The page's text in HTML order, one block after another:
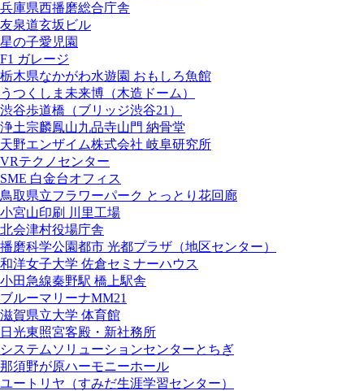
兵庫県西播磨総合庁舎
友泉道玄坂ビル
星の子愛児園
F1 ガレージ
栃木県なかがわ水遊園 おもしろ魚館
うつくしま未来博（木造ドーム）
渋谷歩道橋（ブリッジ渋谷21）
浄土宗麟鳳山九品寺山門 納骨堂
天野エンザイム株式会社 岐阜研究所
VRテクノセンター
SME 白金台オフィス
鳥取県立フラワーパーク とっとり花回廊
小宮山印刷 川里工場
北会津村役場庁舎
播磨科学公園都市 光都プラザ（地区センター）
和洋女子大学 佐倉セミナーハウス
小田急線秦野駅 橋上駅舎
ブルーマリーナMM21
滋賀県立大学 体育館
日光東照宮客殿・新社務所
システムソリューションセンターとちぎ
那須野が原ハーモニーホール
ユートリヤ（すみだ生涯学習センター）